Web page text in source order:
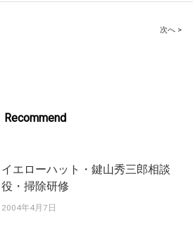
次へ >
Recommend
イエローハット・鍵山秀三郎相談
役・掃除研修
2004年4月7日